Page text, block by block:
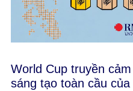
World Cup truyền
sáng tạo toàn cầu